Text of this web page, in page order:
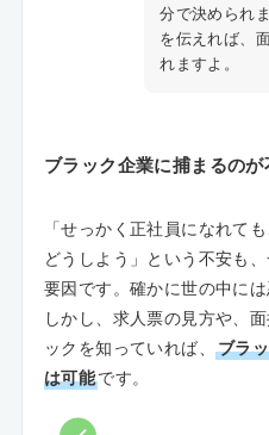
分で決められ
を伝えれば、
れますよ。
ブラック企業に捕まるのが
「せっかく正社員になれて
どうしよう」という不安も
要因です。確かに世の中に
しかし、求人票の見方や、
ックを知っていれば、
ブラ
は可能です。